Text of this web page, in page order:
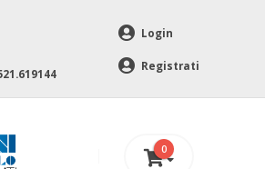
Login
Registrati
0